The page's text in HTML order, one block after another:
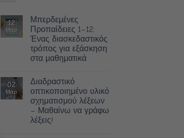
12
Μαρ
Μπερδεμένες
Προπαίδειες 1–12:
Ένας διασκεδαστικός
τρόπος για εξάσκηση
στα μαθηματικά
02
Μαρ
Διαδραστικό
οπτικοποιημένο υλικό
σχηματισμού λέξεων
– Μαθαίνω να γράφω
λέξεις!